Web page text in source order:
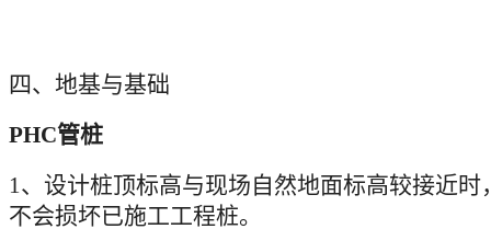
四、地基与基础
PHC管桩
1、设计桩顶标高与现场自然地面标高较接近
不会损坏已施工工程桩。